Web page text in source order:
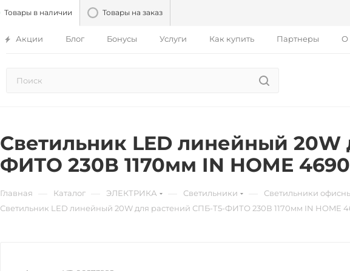
Товары в наличии Товары на заказ
Акции Блог Бонусы Услуги Как купить Партнеры О
Светильник LED линейный 20W
ФИТО 230В 1170мм IN HOME
Главная Каталог ЭЛЕКТРИКА Светильники Светильники
Светильник LED линейный 20W для растений СПБ-Т5-ФИТО 230В 1170мм IN HOME